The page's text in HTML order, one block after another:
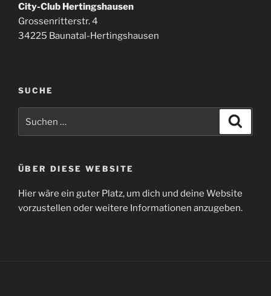
City-Club Hertingshausen
Grossenritterstr. 4
34225 Baunatal-Hertingshausen
SUCHE
ÜBER DIESE WEBSITE
Hier wäre ein guter Platz, um dich und deine Website
vorzustellen oder weitere Informationen anzugeben.